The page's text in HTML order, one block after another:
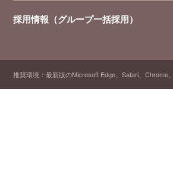
採用情報（グループ一括採用）
推奨環境：最新版のMicrosoft Edge、Safari、